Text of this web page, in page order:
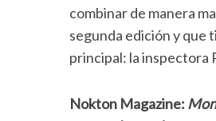
combinar de manera
segunda edición y que
principal: la inspectora
Nokton Magazine: